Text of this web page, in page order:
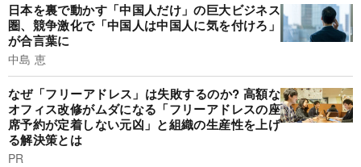
日本を裏で動かす「中国人だけ」の巨大ビジネス
圏、競争激化で「中国人は中国人に気を付けろ」
が合言葉に
中島 恵
なぜ「フリーアドレス」は失敗するのか? 高額な
オフィス改修がムダになる「フリーアドレスの座
席予約が定着しない元凶」と組織の生産性を上げ
る解決策とは
PR